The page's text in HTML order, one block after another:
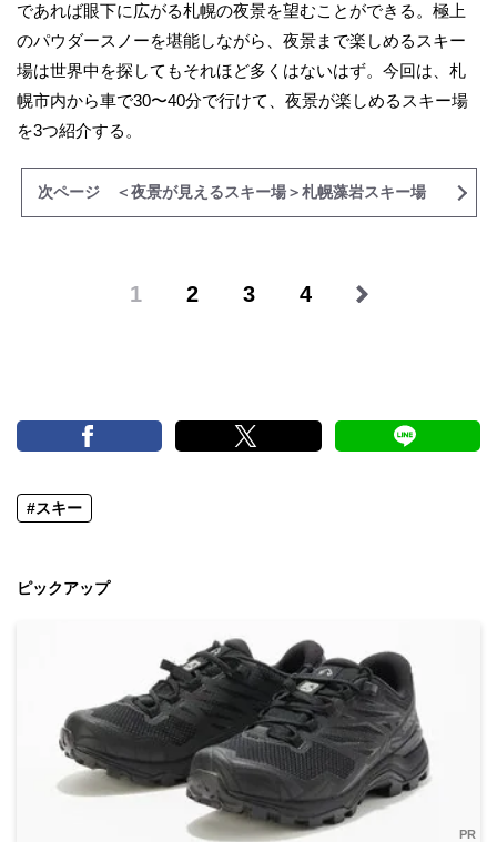
であれば眼下に広がる札幌の夜景を望むことができる。極上
のパウダースノーを堪能しながら、夜景まで楽しめるスキー
場は世界中を探してもそれほど多くはないはず。今回は、札
幌市内から車で30〜40分で行けて、夜景が楽しめるスキー場
を3つ紹介する。
次ページ ＜夜景が見えるスキー場＞札幌藻岩スキー場
1 2 3 4
#スキー
ピックアップ
PR